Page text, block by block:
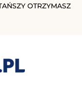
OTRZYMASZ